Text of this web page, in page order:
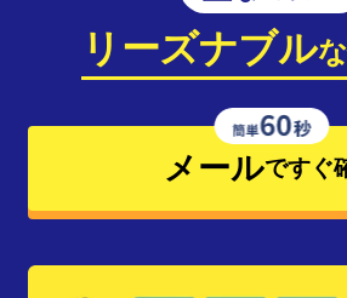
リーズナブルな
メールですぐ